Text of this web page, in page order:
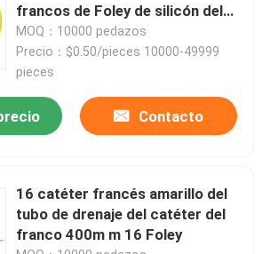
francos de Foley de silicón del
catéter cubrió
MOQ：10000 pedazos
Precio：$0.50/pieces 10000-49999
pieces
Contacto
16 catéter francés amarillo del
tubo de drenaje del catéter del
franco 400m m 16 Foley